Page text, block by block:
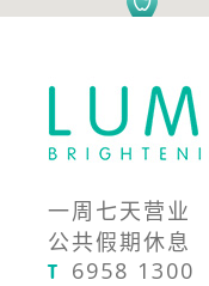
一周七天营业
公共假期休息
T 6958 1300